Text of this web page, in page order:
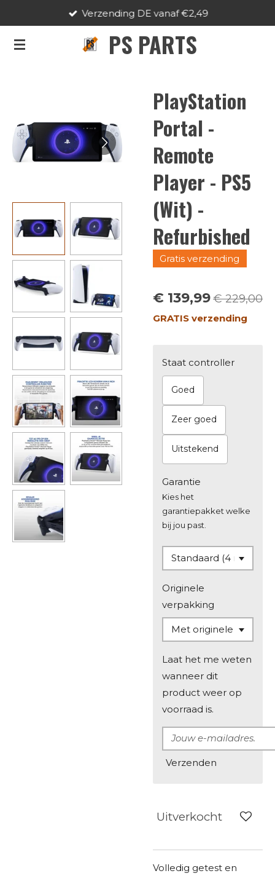
naar
PS PARTS
Verzending DE vanaf €2,49
PlayStation
Portal -
Remote
Player - PS5
(Wit) -
Refurbished
Gratis verzending
€ 139,99€ 229,00
GRATIS verzending
Staat controller
Goed
Zeer goed
Uitstekend
Garantie
Kies het
garantiepakket welke
bij jou past.
Originele
verpakking
Laat het me weten
wanneer dit
product weer op
voorraad is.
Verzenden
Uitverkocht
Volledig getest en